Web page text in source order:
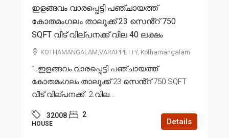
ഇളങ്ങവം വാരപ്പെട്ടി പഞ്ചായത്ത്
കോതമംഗലം താലൂക്ക് 23 സെൻ്റ് 750
SQFT വീട് വില്പനക്ക് വില 40 ലക്ഷം
KOTHAMANGALAM,VARAPPETTY, Kothamangalam
1.ഇളങ്ങവം വാരപ്പെട്ടി പഞ്ചായത്ത്
കോതമംഗലം താലൂക്ക് 23 സെൻ്റ് 750 SQFT
വീട് വില്പനക്ക്. 2.വില...
32008 2
HOUSE Details